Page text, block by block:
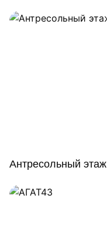
Антресольный этаж